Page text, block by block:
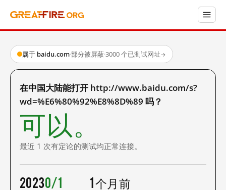
属于 baidu.com·部分被屏蔽·3000 个已测试网址→
在中国大陆能打开 http://www.baidu.com/s?
wd=%E6%80%92%E8%8D%89 吗？
可以。
最近 1 次有定论的测试均正常连接。
20230/1 1 个月前